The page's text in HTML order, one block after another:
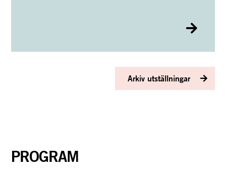
Arkiv utställningar
PROGRAM